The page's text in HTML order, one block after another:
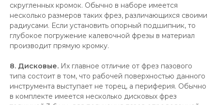
скругленных кромок. Обычно в наборе имеется
несколько размеров таких фрез, различающихся своими
радиусами. Если установить опорный подшипник, то
глубокое погружение калевочной фрезы в материал
производит прямую кромку.
8. Дисковые. Их главное отличие от фрез пазового
типа состоит в том, что рабочей поверхностью данного
инструмента выступает не торец, а периферия. Обычно
в комплекте имеется несколько дисковых фрез